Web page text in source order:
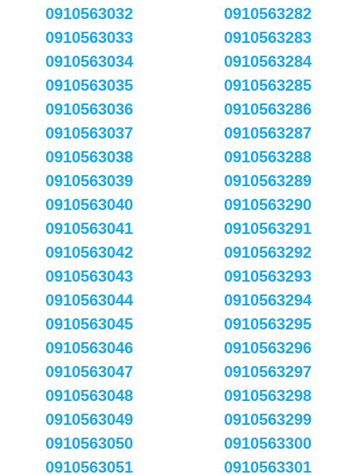
0910563032
0910563033
0910563034
0910563035
0910563036
0910563037
0910563038
0910563039
0910563040
0910563041
0910563042
0910563043
0910563044
0910563045
0910563046
0910563047
0910563048
0910563049
0910563050
0910563051
0910563282
0910563283
0910563284
0910563285
0910563286
0910563287
0910563288
0910563289
0910563290
0910563291
0910563292
0910563293
0910563294
0910563295
0910563296
0910563297
0910563298
0910563299
0910563300
0910563301